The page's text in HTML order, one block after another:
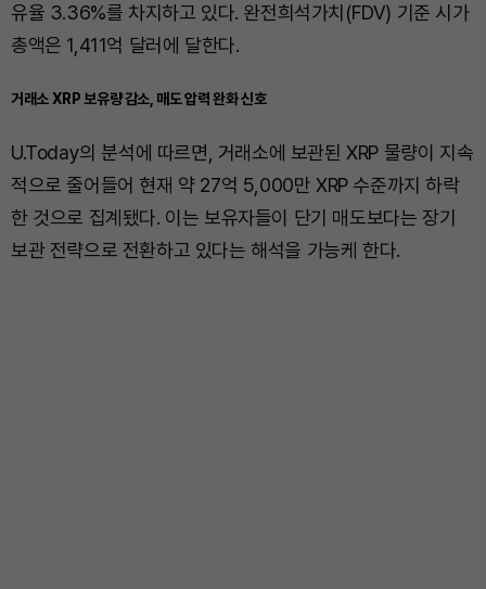
유율 3.36%를 차지하고 있다. 완전희석가치(FDV) 기준 시가
총액은 1,411억 달러에 달한다.
거래소 XRP 보유량 감소, 매도 압력 완화 신호
U.Today의 분석에 따르면, 거래소에 보관된 XRP 물량이 지속
적으로 줄어들어 현재 약 27억 5,000만 XRP 수준까지 하락
한 것으로 집계됐다. 이는 보유자들이 단기 매도보다는 장기
보관 전략으로 전환하고 있다는 해석을 가능케 한다.